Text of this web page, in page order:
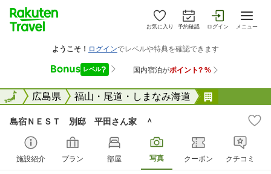
お気に入り 予約確認 ログイン メニュー
全国広島県 福山・尾道・しまなみ海道
全国
島宿ＮＥＳＴ 別邸 平田さん家 ＾
施設紹介 プラン 部屋 写真 クーポン クチコミ